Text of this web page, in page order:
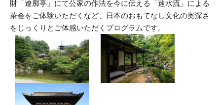
財「遼廓亭」にて公家の作法を今に伝える「速水流」による
茶会をご体験いただくなど、日本のおもてなし文化の奥深さ
をじっくりとご体感いただくプログラムです。